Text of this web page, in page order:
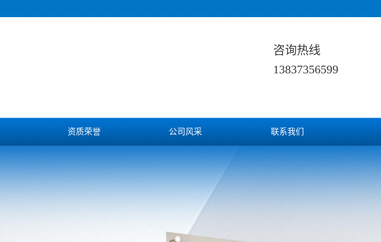
咨询热线
13837356599
资质荣誉 公司风采 联系我们